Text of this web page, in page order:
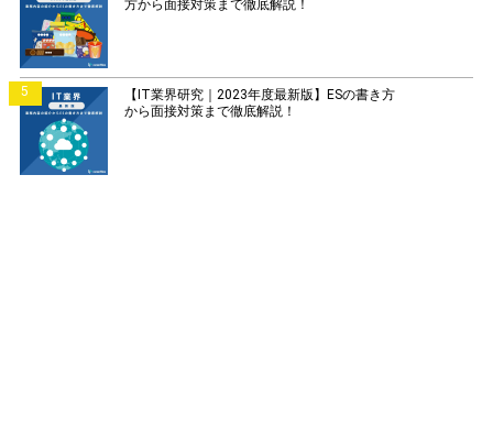
方から面接対策まで徹底解説！
5
【IT業界研究｜2023年度最新版】ESの書き方
から面接対策まで徹底解説！